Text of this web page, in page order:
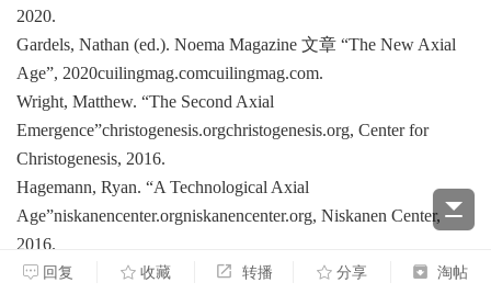
2020.
Gardels, Nathan (ed.). Noema Magazine 文章 “The New Axial
Age”, 2020cuilingmag.comcuilingmag.com.
Wright, Matthew. “The Second Axial
Emergence”christogenesis.orgchristogenesis.org, Center for
Christogenesis, 2016.
Hagemann, Ryan. “A Technological Axial
Age”niskanencenter.orgniskanencenter.org, Niskanen Center,
2016.
Rees, Tobias & Gardels, Nathan. “人工智能的哲学断裂：什么
回复 收藏 转播 分享 淘帖